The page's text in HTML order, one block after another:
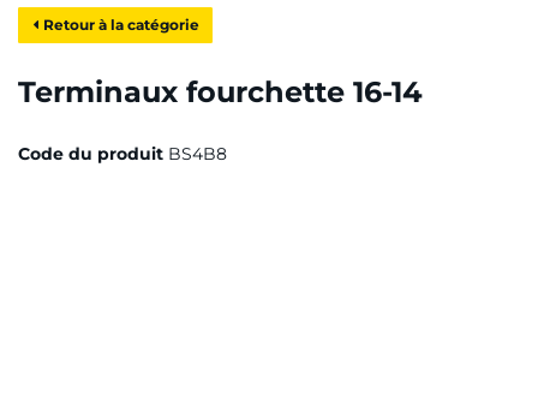
Retour à la catégorie
Terminaux fourchette 16-14
Code du produit BS4B8